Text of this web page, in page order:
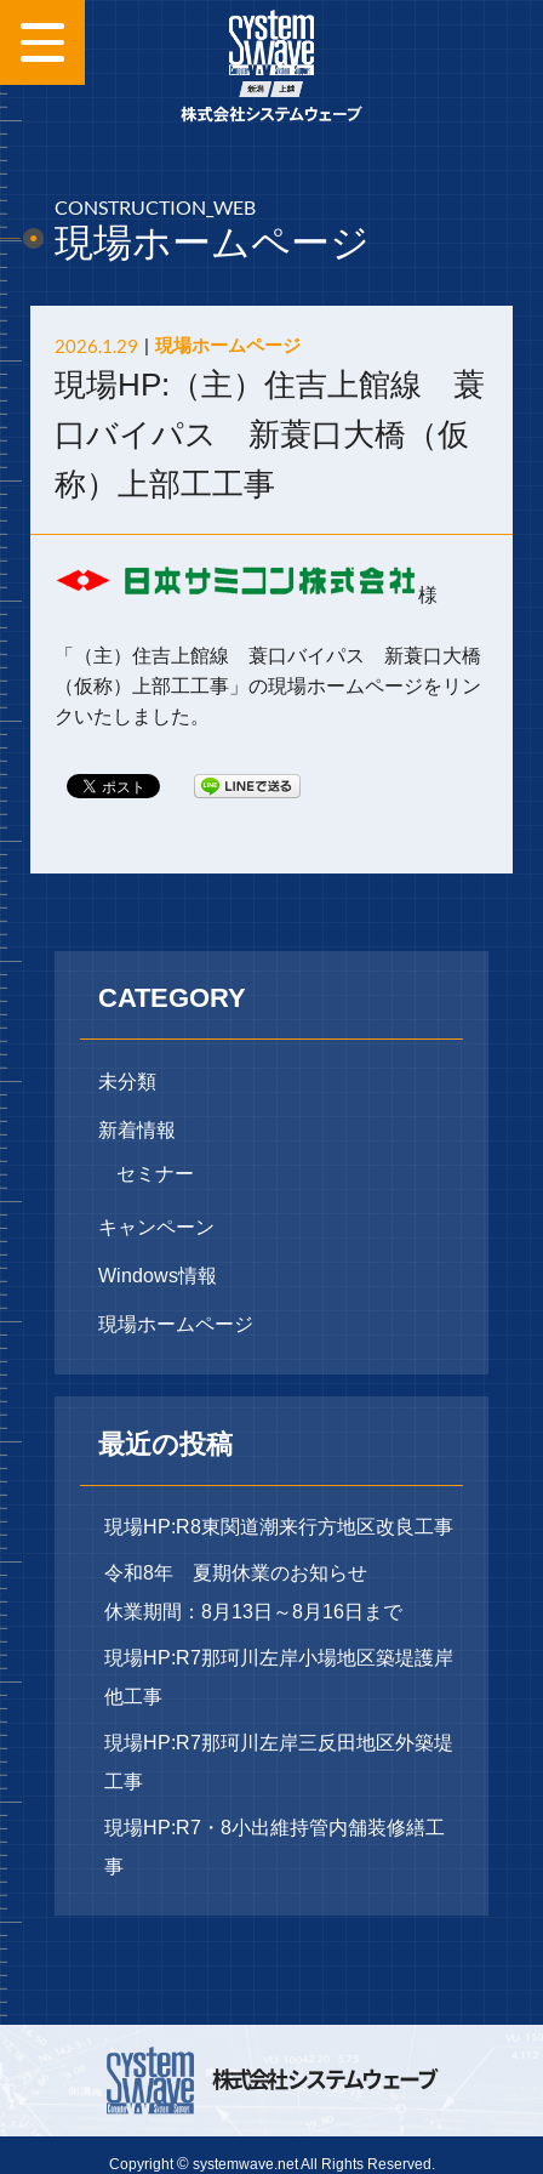
CONSTRUCTION_WEB
現場ホームページ
2026.1.29 現場ホームページ
現場HP:（主）住吉上館線 蓑
口バイパス 新蓑口大橋（仮
称）上部工工事
様
「
（主）住吉上館線 蓑口バイパス 新蓑口大橋
（仮称）上部工工事」の現場ホームページをリン
クいたしました。
CATEGORY
未分類
新着情報
セミナー
キャンペーン
Windows情報
現場ホームページ
最近の投稿
現場HP:R8東関道潮来行方地区改良工事
令和8年 夏期休業のお知らせ
休業期間：8月13日～8月16日まで
現場HP:R7那珂川左岸小場地区築堤護岸
他工事
現場HP:R7那珂川左岸三反田地区外築堤
工事
現場HP:R7・8小出維持管内舗装修繕工
事
株式会社 システムウェーブ
Copyright©systemwave.net All Rights Reserved.